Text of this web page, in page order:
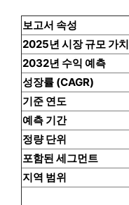
보고서 속성
2025년 시장 규모 가치
2032년 수익 예측
성장률 (CAGR)
기준 연도
예측 기간
정량 단위
포함된 세그먼트
지역 범위